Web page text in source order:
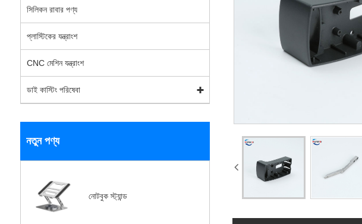
সিলিকন রাবার পণ্য
প্লাস্টিকের যন্ত্রাংশ
CNC মেশিন যন্ত্রাংশ
ডাই কাস্টিং পরিষেবা
নতুন পণ্য
নোটবুক স্ট্যান্ড